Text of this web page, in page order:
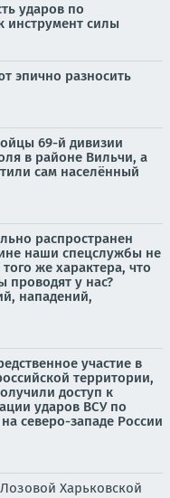
ударов по
инструмент силы
эпично разносить
69-й дивизии
в районе Вильчи, а
сам населённый
распространен
наши спецслужбы не
же характера, что
проводят у нас?
нападений,
участие в
территории,
доступ к
ударов ВСУ по
северо-западе России
Харьковской